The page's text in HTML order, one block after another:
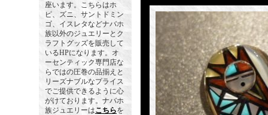
座います。こちらはホ
ピ、ズニ、サントドミン
ゴ、イスレタなどナバホ
族以外のジュエリーとク
ラフトグッズを販売して
いるHPになります。オ
ーセンティック専門店な
らではの圧巻の品揃えと
リーズナブルなプライス
でご提供できるように心
がけております。ナバホ
族ジュエリーはこちらを